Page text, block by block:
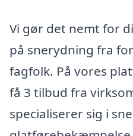
Vi gør det nemt for
på snerydning fra
fagfolk. På vores
få 3 tilbud fra
specialiserer sig i